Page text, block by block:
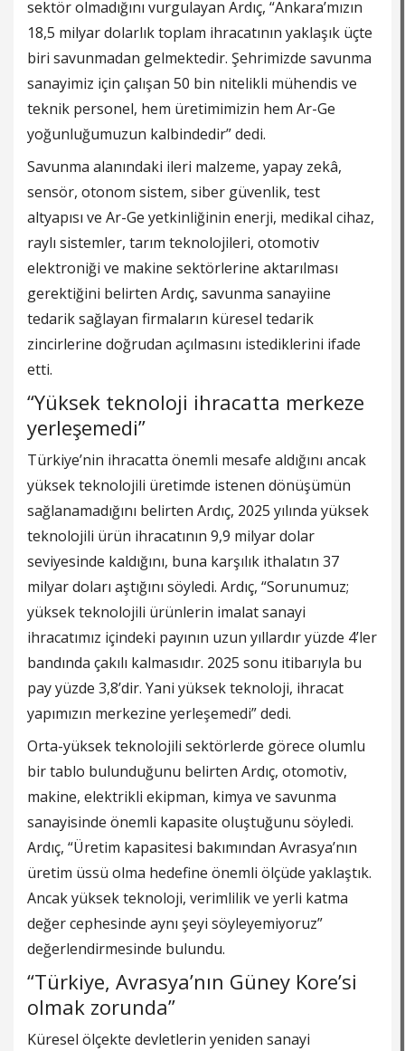
sektör olmadığını vurgulayan Ardıç, “Ankara’mızın
18,5 milyar dolarlık toplam ihracatının yaklaşık üçte
biri savunmadan gelmektedir. Şehrimizde savunma
sanayimiz için çalışan 50 bin nitelikli mühendis ve
teknik personel, hem üretimimizin hem Ar-Ge
yoğunluğumuzun kalbindedir” dedi.
Savunma alanındaki ileri malzeme, yapay zekâ,
sensör, otonom sistem, siber güvenlik, test
altyapısı ve Ar-Ge yetkinliğinin enerji, medikal cihaz,
raylı sistemler, tarım teknolojileri, otomotiv
elektroniği ve makine sektörlerine aktarılması
gerektiğini belirten Ardıç, savunma sanayiine
tedarik sağlayan firmaların küresel tedarik
zincirlerine doğrudan açılmasını istediklerini ifade
etti.
“Yüksek teknoloji ihracatta merkeze
yerleşemedi”
Türkiye’nin ihracatta önemli mesafe aldığını ancak
yüksek teknolojili üretimde istenen dönüşümün
sağlanamadığını belirten Ardıç, 2025 yılında yüksek
teknolojili ürün ihracatının 9,9 milyar dolar
seviyesinde kaldığını, buna karşılık ithalatın 37
milyar doları aştığını söyledi. Ardıç, “Sorunumuz;
yüksek teknolojili ürünlerin imalat sanayi
ihracatımız içindeki payının uzun yıllardır yüzde 4’ler
bandında çakılı kalmasıdır. 2025 sonu itibarıyla bu
pay yüzde 3,8’dir. Yani yüksek teknoloji, ihracat
yapımızın merkezine yerleşemedi” dedi.
Orta-yüksek teknolojili sektörlerde görece olumlu
bir tablo bulunduğunu belirten Ardıç, otomotiv,
makine, elektrikli ekipman, kimya ve savunma
sanayisinde önemli kapasite oluştuğunu söyledi.
Ardıç, “Üretim kapasitesi bakımından Avrasya’nın
üretim üssü olma hedefine önemli ölçüde yaklaştık.
Ancak yüksek teknoloji, verimlilik ve yerli katma
değer cephesinde aynı şeyi söyleyemiyoruz”
değerlendirmesinde bulundu.
“Türkiye, Avrasya’nın Güney Kore’si
olmak zorunda”
Küresel ölçekte devletlerin yeniden sanayi